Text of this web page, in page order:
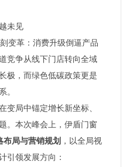
未见
变革：消费升级倒逼产品
竞争从线下门店转向全域
极，而绿色低碳政策更是
。
变局中锚定增长新坐标、
。本次峰会上，伊盾门窗
局与营销规划 ，以全局视
引领发展方向：